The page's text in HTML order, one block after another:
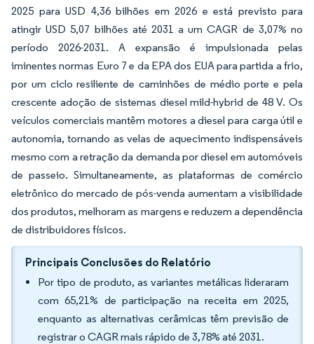
2025 para USD 4,36 bilhões em 2026 e está previsto para
atingir USD 5,07 bilhões até 2031 a um CAGR de 3,07% no
período 2026-2031. A expansão é impulsionada pelas
iminentes normas Euro 7 e da EPA dos EUA para partida a frio,
por um ciclo resiliente de caminhões de médio porte e pela
crescente adoção de sistemas diesel mild-hybrid de 48 V. Os
veículos comerciais mantêm motores a diesel para carga útil e
autonomia, tornando as velas de aquecimento indispensáveis
mesmo com a retração da demanda por diesel em automóveis
de passeio. Simultaneamente, as plataformas de comércio
eletrônico do mercado de pós-venda aumentam a visibilidade
dos produtos, melhoram as margens e reduzem a dependência
de distribuidores físicos.
Principais Conclusões do Relatório
Por tipo de produto, as variantes metálicas lideraram
com 65,21% de participação na receita em 2025,
enquanto as alternativas cerâmicas têm previsão de
registrar o CAGR mais rápido de 3,78% até 2031.